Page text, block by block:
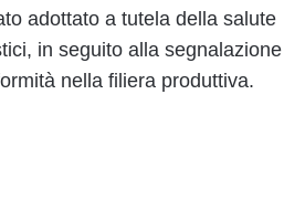
adottato a tutela della salute
in seguito alla segnalazione
nella filiera produttiva.